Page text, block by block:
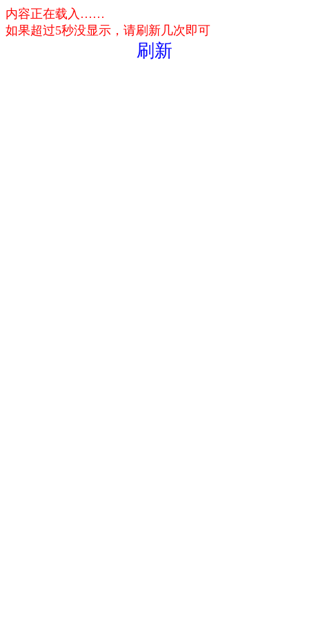
内容正在载入……
如果超过5秒没显示，请刷新几次即可
刷新